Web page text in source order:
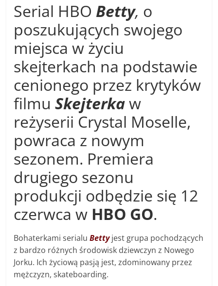
Serial HBO Betty, o
poszukujących swojego
miejsca w życiu
skejterkach na podstawie
cenionego przez krytyków
filmuSkejterkaw
reżyserii Crystal Moselle,
powraca z nowym
sezonem. Premiera
drugiego sezonu
produkcji odbędzie się 12
czerwca w HBO GO.
Bohaterkami serialuBettyjest grupa pochodzących
z bardzo różnych środowisk dziewczyn z Nowego
Jorku. Ich życiową pasją jest, zdominowany przez
mężczyzn, skateboarding.